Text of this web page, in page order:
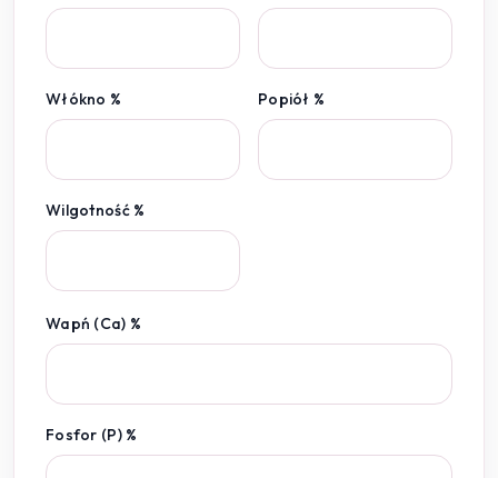
Włókno % Popiół %
Wilgotność %
Wapń (Ca) %
Fosfor (P) %